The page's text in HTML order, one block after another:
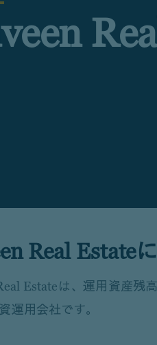
Real Estate
Estateは、運用資産残
運用会社です。